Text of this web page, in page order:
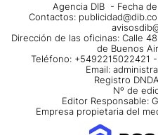
Agencia DIB - Fecha
Contactos:
Dirección de las oficinas: Calle
de Buenos
Teléfono: +5492215022421
Email:
Registro
Nº de
Editor Responsable:
Empresa propietaria del